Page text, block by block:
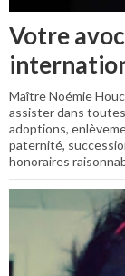
Votre
Maître Noémie
assister dans
adoptions,
paternité,
honoraires